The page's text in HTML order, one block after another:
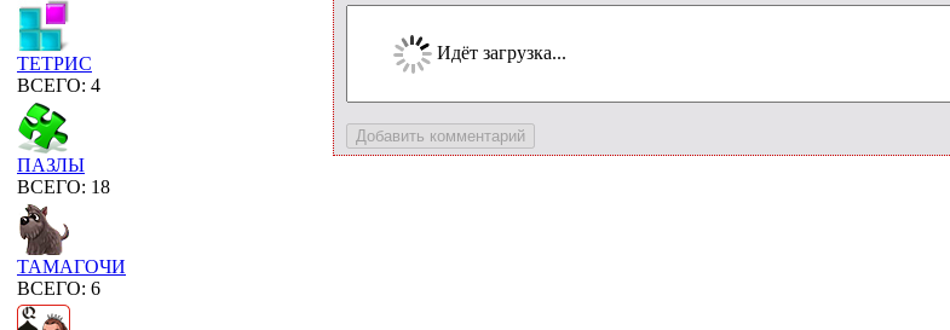
ТЕТРИС
ВСЕГО: 4
ПАЗЛЫ
ВСЕГО: 18
ТАМАГОЧИ
ВСЕГО: 6
Идёт загрузка...